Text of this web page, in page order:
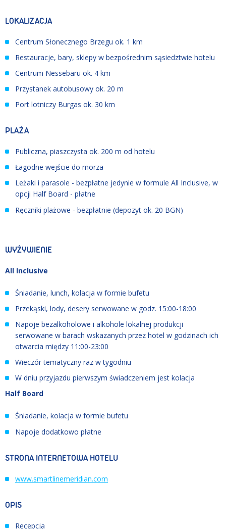
LOKALIZACJA
Centrum Słonecznego Brzegu ok. 1 km
Restauracje, bary, sklepy w bezpośrednim sąsiedztwie hotelu
Centrum Nessebaru ok. 4 km
Przystanek autobusowy ok. 20 m
Port lotniczy Burgas ok. 30 km
PLAŻA
Publiczna, piaszczysta ok. 200 m od hotelu
Łagodne wejście do morza
Leżaki i parasole - bezpłatne jedynie w formule All Inclusive, w
opcji Half Board - płatne
Ręczniki plażowe - bezpłatnie (depozyt ok. 20 BGN)
WYŻYWIENIE
All Inclusive
Śniadanie, lunch, kolacja w formie bufetu
Przekąski, lody, desery serwowane w godz. 15:00-18:00
Napoje bezalkoholowe i alkohole lokalnej produkcji
serwowane w barach wskazanych przez hotel w godzinach ich
otwarcia między 11:00-23:00
Wieczór tematyczny raz w tygodniu
W dniu przyjazdu pierwszym świadczeniem jest kolacja
Half Board
Śniadanie, kolacja w formie bufetu
Napoje dodatkowo płatne
STRONA INTERNETOWA HOTELU
www.smartlinemeridian.com
OPIS
Recepcja